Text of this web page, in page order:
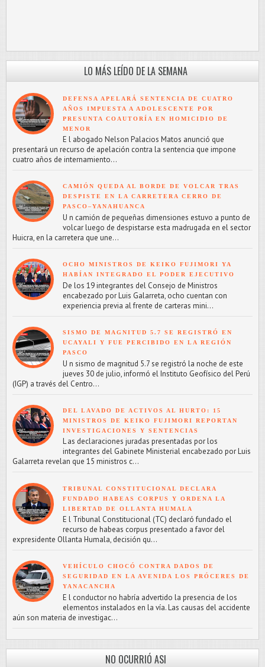
LO MÁS LEÍDO DE LA SEMANA
DEFENSA APELARÁ SENTENCIA DE CUATRO
AÑOS IMPUESTA A ADOLESCENTE POR
PRESUNTA COAUTORÍA EN HOMICIDIO DE
MENOR
E l abogado Nelson Palacios Matos anunció que
presentará un recurso de apelación contra la sentencia que impone
cuatro años de internamiento...
CAMIÓN QUEDA AL BORDE DE VOLCAR TRAS
DESPISTE EN LA CARRETERA CERRO DE
PASCO–YANAHUANCA
U n camión de pequeñas dimensiones estuvo a punto de
volcar luego de despistarse esta madrugada en el sector
Huicra, en la carretera que une...
OCHO MINISTROS DE KEIKO FUJIMORI YA
HABÍAN INTEGRADO EL PODER EJECUTIVO
De los 19 integrantes del Consejo de Ministros
encabezado por Luis Galarreta, ocho cuentan con
experiencia previa al frente de carteras mini...
SISMO DE MAGNITUD 5.7 SE REGISTRÓ EN
UCAYALI Y FUE PERCIBIDO EN LA REGIÓN
PASCO
U n sismo de magnitud 5.7 se registró la noche de este
jueves 30 de julio, informó el Instituto Geofísico del Perú
(IGP) a través del Centro...
DEL LAVADO DE ACTIVOS AL HURTO: 15
MINISTROS DE KEIKO FUJIMORI REPORTAN
INVESTIGACIONES Y SENTENCIAS
L as declaraciones juradas presentadas por los
integrantes del Gabinete Ministerial encabezado por Luis
Galarreta revelan que 15 ministros c...
TRIBUNAL CONSTITUCIONAL DECLARA
FUNDADO HABEAS CORPUS Y ORDENA LA
LIBERTAD DE OLLANTA HUMALA
E l Tribunal Constitucional (TC) declaró fundado el
recurso de habeas corpus presentado a favor del
expresidente Ollanta Humala, decisión qu...
VEHÍCULO CHOCÓ CONTRA DADOS DE
SEGURIDAD EN LA AVENIDA LOS PRÓCERES DE
YANACANCHA
E l conductor no habría advertido la presencia de los
elementos instalados en la vía. Las causas del accidente
aún son materia de investigac...
NO OCURRIÓ ASI